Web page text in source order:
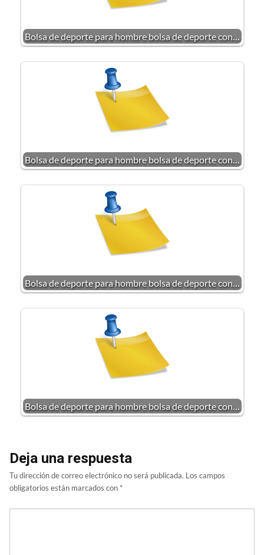
Bolsa de deporte para hombre bolsa de deporte con…
Bolsa de deporte para hombre bolsa de deporte con…
Bolsa de deporte para hombre bolsa de deporte con…
Bolsa de deporte para hombre bolsa de deporte con…
Deja una respuesta
Tu dirección de correo electrónico no será publicada. Los campos
obligatorios están marcados con *